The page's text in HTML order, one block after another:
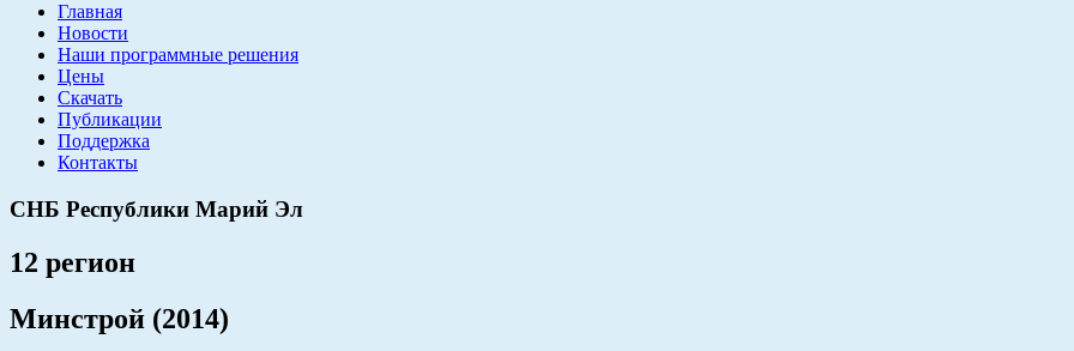
Главная
Новости
Наши программные решения
Цены
Скачать
Публикации
Поддержка
Контакты
СНБ Республики Марий Эл
12 регион
Минстрой (2014)